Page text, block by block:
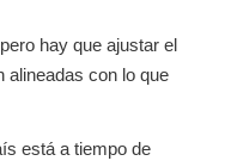
hay que ajustar el
alineadas con lo que
está a tiempo de